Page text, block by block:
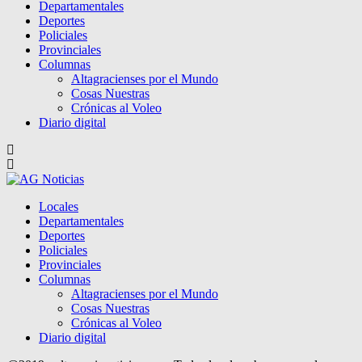
Departamentales
Deportes
Policiales
Provinciales
Columnas
Altagracienses por el Mundo
Cosas Nuestras
Crónicas al Voleo
Diario digital
Locales
Departamentales
Deportes
Policiales
Provinciales
Columnas
Altagracienses por el Mundo
Cosas Nuestras
Crónicas al Voleo
Diario digital